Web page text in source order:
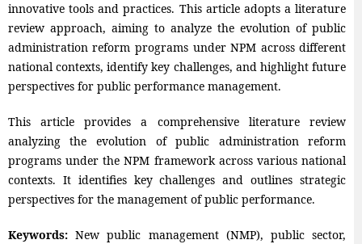
innovative tools and practices. This article adopts a literature
review approach, aiming to analyze the evolution of public
administration reform programs under NPM across different
national contexts, identify key challenges, and highlight future
perspectives for public performance management.
This article provides a comprehensive literature review
analyzing the evolution of public administration reform
programs under the NPM framework across various national
contexts. It identifies key challenges and outlines strategic
perspectives for the management of public performance.
Keywords:New public management (NMP), public sector,